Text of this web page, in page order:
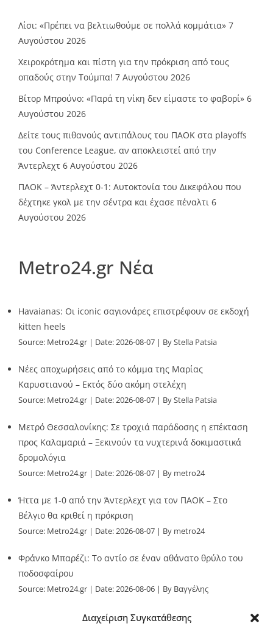
Διαχείριση Συγκατάθεσης
Λίσι: «Πρέπει να βελτιωθούμε σε πολλά κομμάτια» 7
Αυγούστου 2026
Χειροκρότημα και πίστη για την πρόκριση από τους
οπαδούς στην Τούμπα! 7 Αυγούστου 2026
Βίτορ Μπρούνο: «Παρά τη νίκη δεν είμαστε το φαβορί» 6
Αυγούστου 2026
Δείτε τους πιθανούς αντιπάλους του ΠΑΟΚ στα playoffs
του Conference League, αν αποκλειστεί από την
Άντερλεχτ 6 Αυγούστου 2026
ΠΑΟΚ – Άντερλεχτ 0-1: Αυτοκτονία του Δικεφάλου που
δέχτηκε γκολ με την σέντρα και έχασε πέναλτι 6
Αυγούστου 2026
Metro24.gr Νέα
Havaianas: Οι iconic σαγιονάρες επιστρέφουν σε εκδοχή
kitten heels
Source: Metro24.gr Date: 2026-08-07 By Stella Patsia
Νέες αποχωρήσεις από το κόμμα της Μαρίας
Καρυστιανού – Εκτός δύο ακόμη στελέχη
Source: Metro24.gr Date: 2026-08-07 By Stella Patsia
Μετρό Θεσσαλονίκης: Σε τροχιά παράδοσης η επέκταση
προς Καλαμαριά – Ξεκινούν τα νυχτερινά δοκιμαστικά
δρομολόγια
Source: Metro24.gr Date: 2026-08-07 By metro24
Ήττα με 1-0 από την Άντερλεχτ για τον ΠΑΟΚ – Στο
Βέλγιο θα κριθεί η πρόκριση
Source: Metro24.gr Date: 2026-08-07 By metro24
Φράνκο Μπαρέζι: Το αντίο σε έναν αθάνατο θρύλο του
ποδοσφαίρου
Source: Metro24.gr Date: 2026-08-06
By Βαγγέλης